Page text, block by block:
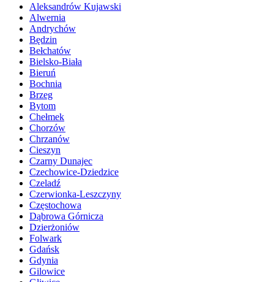
Aleksandrów Kujawski
Alwernia
Andrychów
Będzin
Bełchatów
Bielsko-Biała
Bieruń
Bochnia
Brzeg
Bytom
Chełmek
Chorzów
Chrzanów
Cieszyn
Czarny Dunajec
Czechowice-Dziedzice
Czeladź
Czerwionka-Leszczyny
Częstochowa
Dąbrowa Górnicza
Dzierżoniów
Folwark
Gdańsk
Gdynia
Gilowice